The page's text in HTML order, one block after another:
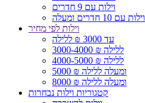
וילות עם 9 חדרים
וילות עם 10 חדרים ומעלה
וילות לפי מחיר
עד 3000 ₪ ללילה
3000-4000 ₪ ללילה
4000-5000 ₪ ללילה
5000 ₪ ומעלה ללילה
8000 ₪ ומעלה ללילה
קטגוריות וילות נבחרות